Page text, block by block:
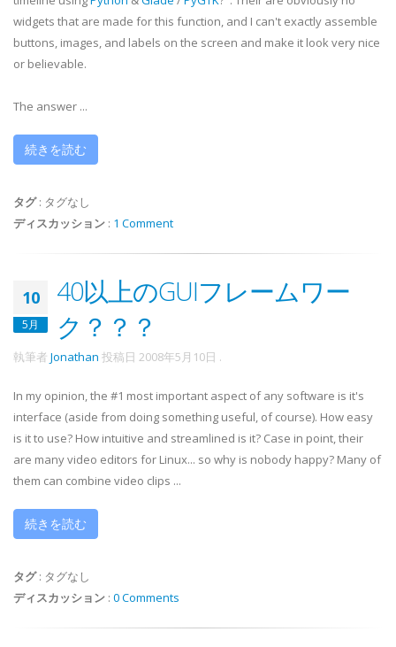
widgets that are made for this function, and I can't exactly assemble
buttons, images, and labels on the screen and make it look very nice
or believable.
The answer ...
続きを読む
タグ: タグなし
ディスカッション : 1 Comment
10
5月
40以上のGUIフレームワー
ク？？？
執筆者 Jonathan 投稿日 2008年5月10日 .
In my opinion, the #1 most important aspect of any software is it's
interface (aside from doing something useful, of course). How easy
is it to use? How intuitive and streamlined is it? Case in point, their
are many video editors for Linux... so why is nobody happy? Many of
them can combine video clips ...
続きを読む
タグ: タグなし
ディスカッション : 0 Comments